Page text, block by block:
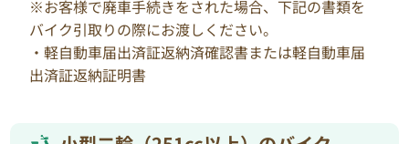
※お客様で廃車手続きをされた場合、下記の書類を
バイク引取りの際にお渡しください。
・軽自動車届出済証返納済確認書または軽自動車届
出済証返納証明書